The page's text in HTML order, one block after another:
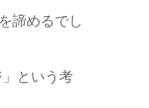
諦めるでし
という考